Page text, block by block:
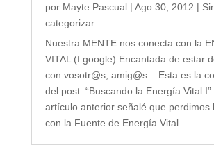
por Mayte Pascual| Ago 30, 2012 |
categorizar
Nuestra MENTE nos conecta con la
VITAL (f:google) Encantada de estar
con vosotr@s, amig@s. Esta es la
del post: “Buscando la Energía Vital
artículo anterior señalé que perdimos
con la Fuente de Energía Vital...